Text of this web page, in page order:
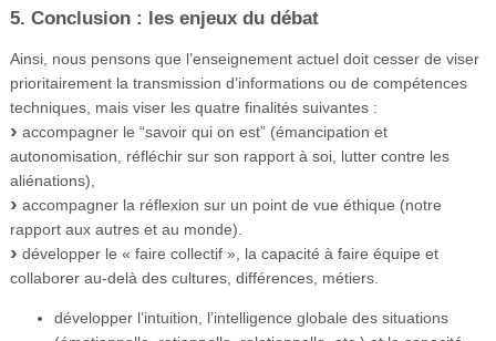
5. Conclusion : les enjeux du débat
Ainsi, nous pensons que l’enseignement actuel doit cesser de viser
prioritairement la transmission d’informations ou de compétences
techniques, mais viser les quatre finalités suivantes :
accompagner le “savoir qui on est” (émancipation et
autonomisation, réfléchir sur son rapport à soi, lutter contre les
aliénations),
accompagner la réflexion sur un point de vue éthique (notre
rapport aux autres et au monde).
développer le « faire collectif », la capacité à faire équipe et
collaborer au-delà des cultures, différences, métiers.
développer l’intuition, l’intelligence globale des situations